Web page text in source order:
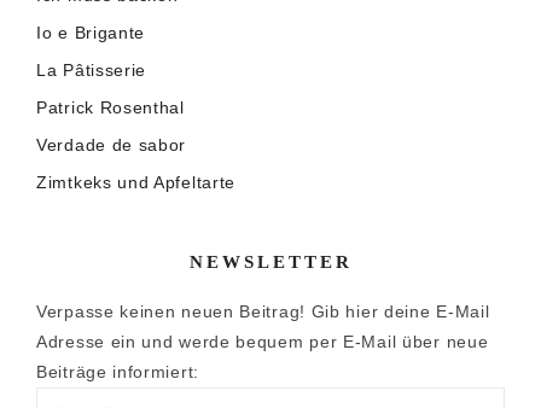
Io e Brigante
La Pâtisserie
Patrick Rosenthal
Verdade de sabor
Zimtkeks und Apfeltarte
NEWSLETTER
Verpasse keinen neuen Beitrag! Gib hier deine E-Mail
Adresse ein und werde bequem per E-Mail über neue
Beiträge informiert: